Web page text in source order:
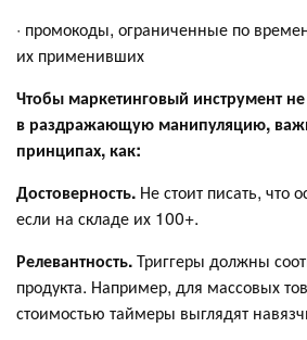
· промокоды, ограниченные по
их применивших
Чтобы маркетинговый инструмент
в раздражающую манипуляцию,
принципах, как:
Достоверность. Не стоит писать, что
если на складе их 100+.
Релевантность.Триггеры должны
продукта. Например, для массовых
стоимостью таймеры выглядят